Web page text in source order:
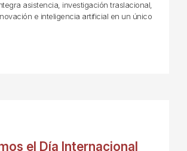
asistencia, investigación traslacional,
e inteligencia artificial en un único
el Día Internacional